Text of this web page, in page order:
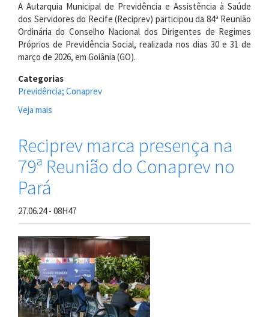
A Autarquia Municipal de Previdência e Assistência à Saúde
dos Servidores do Recife (Reciprev) participou da 84ª Reunião
Ordinária do Conselho Nacional dos Dirigentes de Regimes
Próprios de Previdência Social, realizada nos dias 30 e 31 de
março de 2026, em Goiânia (GO).
Categorias
Previdência; Conaprev
Veja mais
o
Recife
na
Ordinária
do
Conaprev,
em
Goiânia
Reciprev marca presença na
79ª Reunião do Conaprev no
Pará
27.06.24 - 08H47